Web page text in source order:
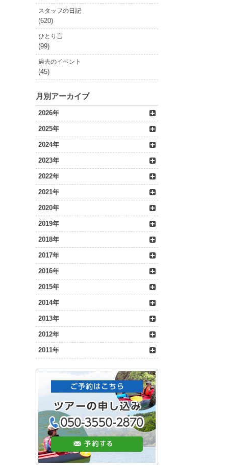
スタッフの日記
(620)
ひとり言
(99)
過去のイベント
(45)
月別アーカイブ
2026年
2025年
2024年
2023年
2022年
2021年
2020年
2019年
2018年
2017年
2016年
2015年
2014年
2013年
2012年
2011年